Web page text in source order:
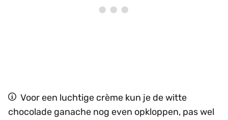
Voor een luchtige crème kun je de witte
chocolade ganache nog even opkloppen, pas wel